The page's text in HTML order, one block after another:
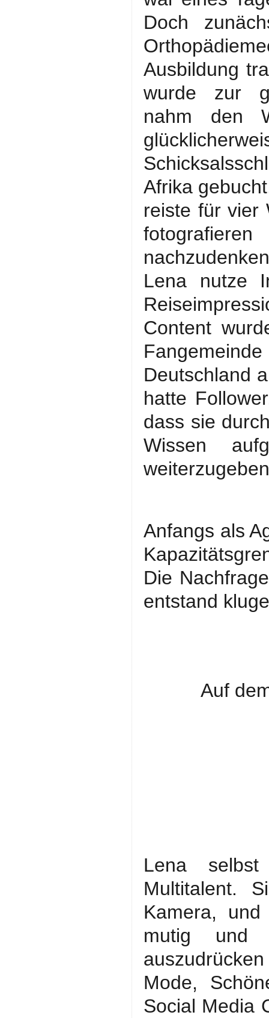
Doch
Ausbildung
wurde zur
nahm den
Afrika
reiste für vier
Lena nutze
Content
Deutschland
hatte
dass sie
Wissen
Anfangs als
Die
entstand
Auf
Lena
Multitalent.
Kamera,
mutig und
Mode,
Social Media